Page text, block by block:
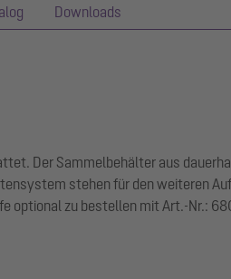
Downloads
Der Sammelbehälter aus
stehen für den weiteren
optional zu bestellen mit Art.-Nr.: